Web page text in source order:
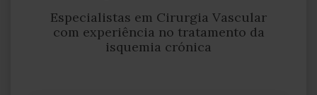
Especialistas em Cirurgia Vascular
com experiência no tratamento da
isquemia crónica